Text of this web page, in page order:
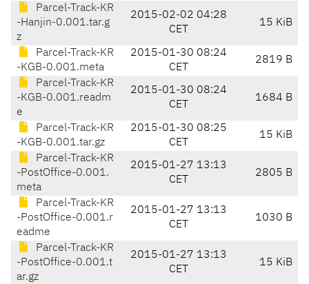
Parcel-Track-KR
-Hanjin-0.001.tar.g
z
2015-02-02 04:28
CET
15 KiB
Parcel-Track-KR
-KGB-0.001.meta
2015-01-30 08:24
CET
2819 B
Parcel-Track-KR
-KGB-0.001.readm
e
2015-01-30 08:24
CET
1684 B
Parcel-Track-KR
-KGB-0.001.tar.gz
2015-01-30 08:25
CET
15 KiB
Parcel-Track-KR
-PostOffice-0.001.
meta
2015-01-27 13:13
CET
2805 B
Parcel-Track-KR
-PostOffice-0.001.r
eadme
2015-01-27 13:13
CET
1030 B
Parcel-Track-KR
-PostOffice-0.001.t
ar.gz
2015-01-27 13:13
CET
15 KiB